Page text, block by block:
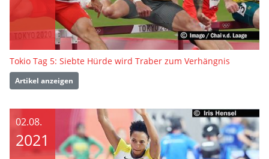
Tokio Tag 5: Siebte Hürde wird Traber zum Verhängnis
Artikel anzeigen
02.08.
2021